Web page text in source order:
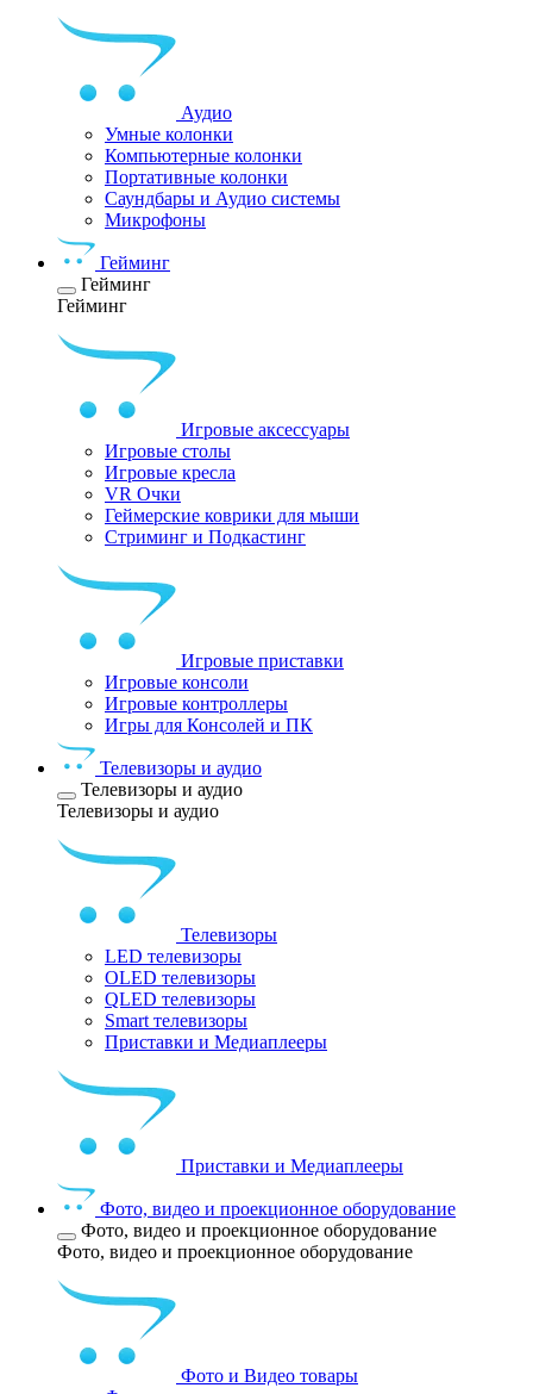
Аудио
Умные колонки
Компьютерные колонки
Портативные колонки
Саундбары и Аудио системы
Микрофоны
Гейминг
Гейминг
Гейминг
Игровые аксессуары
Игровые столы
Игровые кресла
VR Очки
Геймерские коврики для мыши
Стриминг и Подкастинг
Игровые приставки
Игровые консоли
Игровые контроллеры
Игры для Консолей и ПК
Телевизоры и аудио
Телевизоры и аудио
Телевизоры и аудио
Телевизоры
LED телевизоры
OLED телевизоры
QLED телевизоры
Smart телевизоры
Приставки и Медиаплееры
Приставки и Медиаплееры
Фото, видео и проекционное оборудование
Фото, видео и проекционное оборудование
Фото, видео и проекционное оборудование
Фото и Видео товары